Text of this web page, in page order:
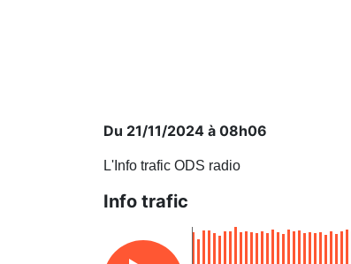
Du 21/11/2024 à 08h06
L'Info trafic ODS radio
Info trafic